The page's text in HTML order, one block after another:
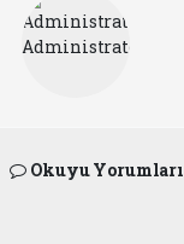
Okuyu Yorumları